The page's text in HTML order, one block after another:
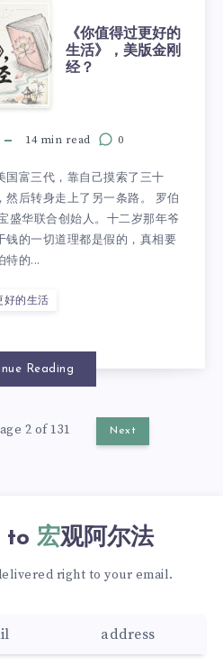
《你值得过更好的
生活》，美版金刚
经？
14 min read 0
国富三代，靠自己摸索了三十
后转身走上了另一条路。 罗伯
盛华联合创始人。十二岁那年爷
钱的一切道理都是假的，真相要
特的...
好的生活
Reading
2 of 131 Next
to 宏观阿尔法
right to your email.